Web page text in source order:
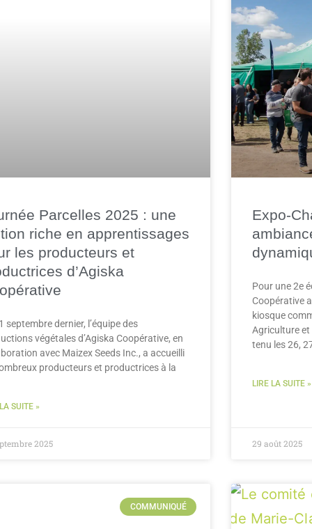
Parcelles 2025 : une
riche en apprentissages
les producteurs et
d’Agiska
septembre dernier, l’équipe des
végétales d’Agiska Coopérative, en
avec Maizex Seeds Inc., a accueilli
producteurs et productrices à la
SUITE »
2025
Expo-
Pour une 2e
Coopérative
kiosque
Agriculture et
tenu les 26,
LIRE LA SUITE »
29 août 2025
COMMUNIQUÉ